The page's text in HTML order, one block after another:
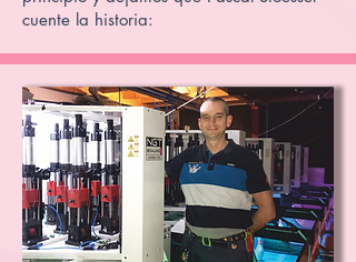
cuente la historia: